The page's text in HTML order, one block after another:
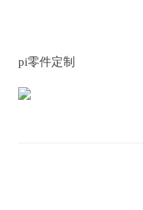
pi零件定制